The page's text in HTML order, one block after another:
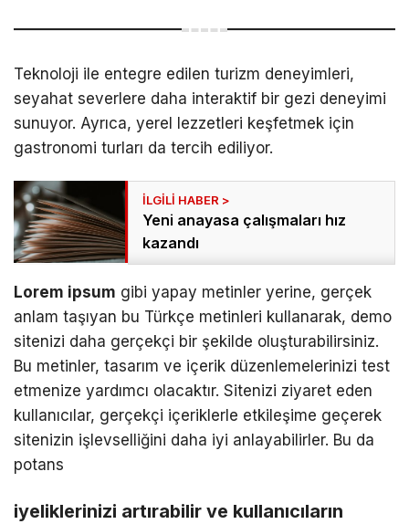
Teknoloji ile entegre edilen turizm deneyimleri,
seyahat severlere daha interaktif bir gezi deneyimi
sunuyor. Ayrıca, yerel lezzetleri keşfetmek için
gastronomi turları da tercih ediliyor.
Yeni anayasa çalışmaları hız
kazandı
Lorem ipsum gibi yapay metinler yerine, gerçek
anlam taşıyan bu Türkçe metinleri kullanarak, demo
sitenizi daha gerçekçi bir şekilde oluşturabilirsiniz.
Bu metinler, tasarım ve içerik düzenlemelerinizi test
etmenize yardımcı olacaktır. Sitenizi ziyaret eden
kullanıcılar, gerçekçi içeriklerle etkileşime geçerek
sitenizin işlevselliğini daha iyi anlayabilirler. Bu da
potans
iyeliklerinizi artırabilir ve kullanıcıların